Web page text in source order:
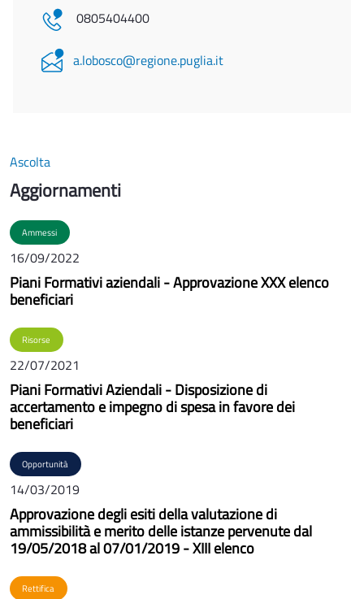
0805404400
a.lobosco@regione.puglia.it
Ascolta
Aggiornamenti
Ammessi
16/09/2022
Piani Formativi aziendali - Approvazione XXX elenco
beneficiari
Risorse
22/07/2021
Piani Formativi Aziendali - Disposizione di
accertamento e impegno di spesa in favore dei
beneficiari
Opportunità
14/03/2019
Approvazione degli esiti della valutazione di
ammissibilità e merito delle istanze pervenute dal
19/05/2018 al 07/01/2019 - XIII elenco
Rettifica